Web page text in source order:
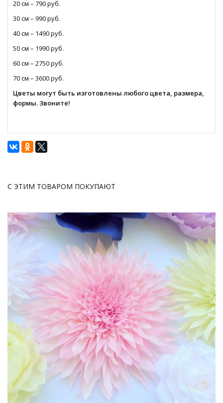
20 см – 790 руб.
30 см – 990 руб.
40 см – 1490 руб.
50 см – 1990 руб.
60 см – 2750 руб.
70 см – 3600 руб.
Цветы могут быть изготовлены любого цвета, размера,
формы. Звоните!
С ЭТИМ ТОВАРОМ ПОКУПАЮТ